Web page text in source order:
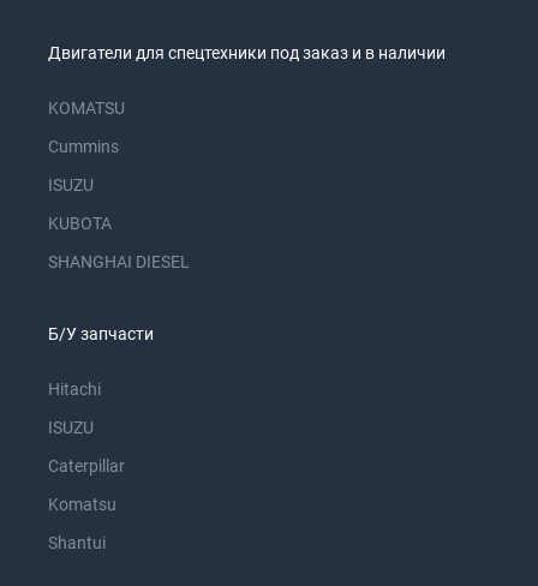
Двигатели для спецтехники под заказ и в наличии
KOMATSU
Cummins
ISUZU
KUBOTA
SHANGHAI DIESEL
Б/У запчасти
Hitachi
ISUZU
Caterpillar
Komatsu
Shantui